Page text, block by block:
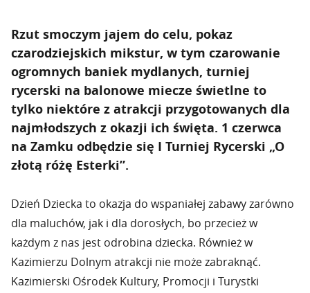
Rzut smoczym jajem do celu, pokaz
czarodziejskich mikstur, w tym czarowanie
ogromnych baniek mydlanych, turniej
rycerski na balonowe miecze świetlne to
tylko niektóre z atrakcji przygotowanych dla
najmłodszych z okazji ich święta. 1 czerwca
na Zamku odbędzie się I Turniej Rycerski „O
złotą różę Esterki”.
Dzień Dziecka to okazja do wspaniałej zabawy zarówno
dla maluchów, jak i dla dorosłych, bo przecież w
każdym z nas jest odrobina dziecka. Również w
Kazimierzu Dolnym atrakcji nie może zabraknąć.
Kazimierski Ośrodek Kultury, Promocji i Turystki